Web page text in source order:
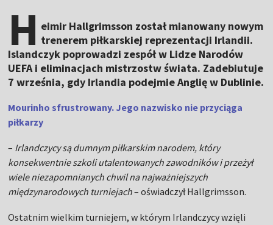
H eimir Hallgrimsson został mianowany nowym
trenerem piłkarskiej reprezentacji Irlandii.
Islandczyk poprowadzi zespół w Lidze Narodów
UEFA i eliminacjach mistrzostw świata. Zadebiutuje
7 września, gdy Irlandia podejmie Anglię w Dublinie.
Mourinho sfrustrowany. Jego nazwisko nie przyciąga
piłkarzy
– Irlandczycy są dumnym piłkarskim narodem, który
konsekwentnie szkoli utalentowanych zawodników i przeżył
wiele niezapomnianych chwil na najważniejszych
międzynarodowych turniejach– oświadczył Hallgrimsson.
Ostatnim wielkim turniejem, w którym Irlandczycy wzięli